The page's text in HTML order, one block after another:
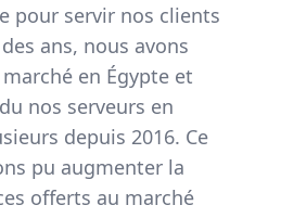
pour servir nos clients
ans, nous avons
en Égypte et
nos serveurs en
depuis 2016. Ce
pu augmenter la
offerts au marché